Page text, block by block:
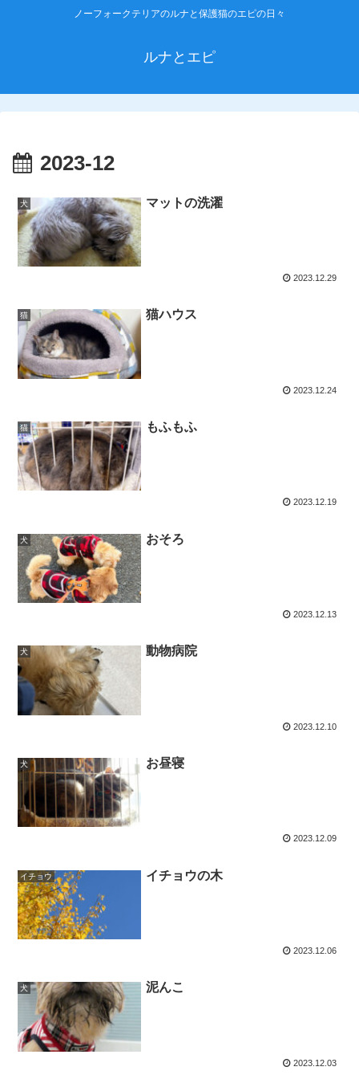
ノーフォークテリアのルナと保護猫のエピの日々
ルナとエピ
2023-12
犬 マットの洗濯
2023.12.29
猫 猫ハウス
2023.12.24
猫 もふもふ
2023.12.19
犬 おそろ
2023.12.13
犬 動物病院
2023.12.10
犬 お昼寝
2023.12.09
イチョウ イチョウの木
2023.12.06
犬 泥んこ
2023.12.03